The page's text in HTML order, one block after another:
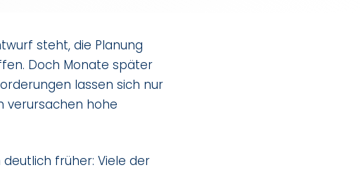
steht, die Planung
Doch Monate später
lassen sich nur
verursachen hohe
früher: Viele der